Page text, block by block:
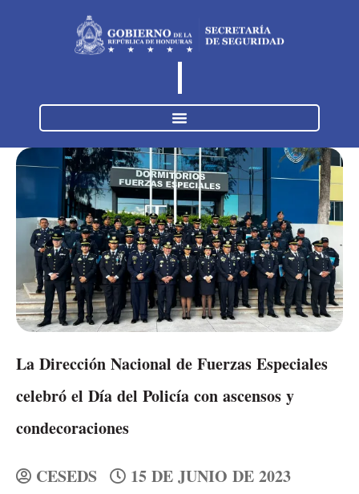
La Dirección Nacional de Fuerzas Especiales
celebró el Día del Policía con ascensos y
condecoraciones
CESEDS
15 DE JUNIO DE 2023